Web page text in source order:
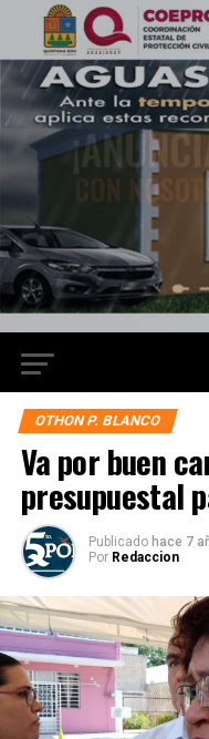
OTHON P. BLANCO
Va por buen
presupuestal
Publicado hace 7
Por Redaccion